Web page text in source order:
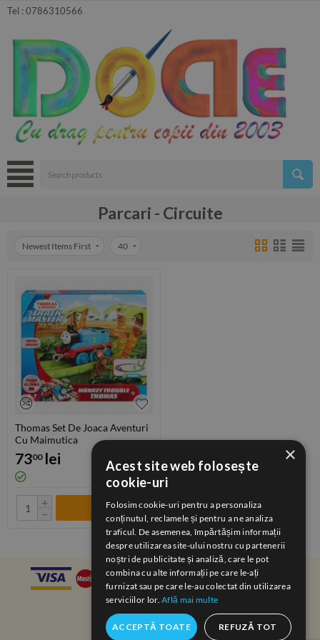
Tel :0786310566
Parcari - Circuite
Newest Items First 40
Thomas Set De Joaca Aventuri
Cu Maimutica
7300 lei
+
−
×
Acest site web folosește
cookie-uri
Folosim cookie-uri pentru a personaliza
conținutul, reclamele și pentru a ne analiza
traficul. De asemenea, împărtășim informații
despre utilizarea site-ului nostru cu partenerii
noștri de publicitate și analiză, care le pot
combina cu alte informații pe care le-ați
furnizat sau pe care le-au colectat din utilizarea
serviciilor lor.Află mai multe
ACCEPTĂ TOATE REFUZĂ TOT